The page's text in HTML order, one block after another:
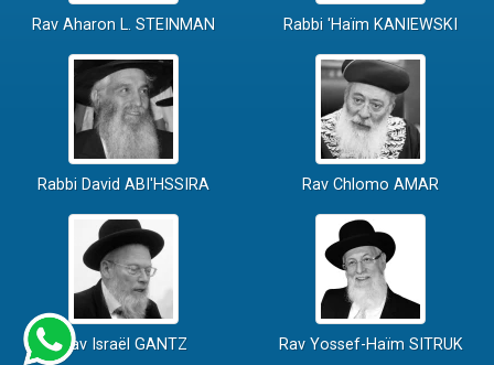
Rav Aharon L. STEINMAN Rabbi 'Haïm KANIEWSKI
Rabbi David ABI'HSSIRA Rav Chlomo AMAR
Rav Israël GANTZ Rav Yossef-Haïm SITRUK